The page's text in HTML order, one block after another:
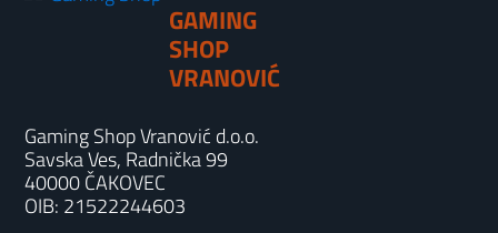
GAMING
SHOP
VRANOVIĆ
Gaming Shop Vranović d.o.o.
Savska Ves, Radnička 99
40000 ČAKOVEC
OIB: 21522244603